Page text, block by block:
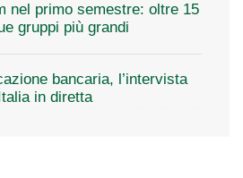
nel primo semestre: oltre 15
gruppi più grandi
bancaria, l’intervista
in diretta